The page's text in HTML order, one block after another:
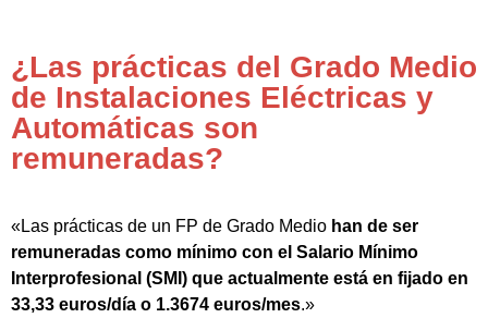
¿Las prácticas del Grado Medio
de Instalaciones Eléctricas y
Automáticas son
remuneradas?
«Las prácticas de un FP de Grado Medio han de ser
remuneradas como mínimo con el Salario Mínimo
Interprofesional (SMI) que actualmente está en fijado en
33,33 euros/día o 1.3674 euros/mes.»